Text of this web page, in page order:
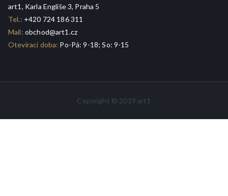
art1, Karla Engliše 3, Praha 5
Tel.: +420 724 186 311
Mail: obchod@art1.cz
Otevírací doba: Po-Pá: 9-18; So: 9-15
Copyright © 2019 art1